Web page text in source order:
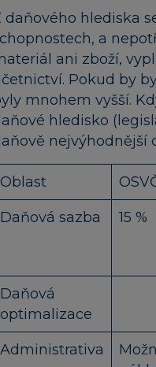
daňového hlediska
a
ani zboží,
Pokud by
mnohem vyšší.
hledisko
nejvýhodnější
Oblast
Daňová sazba 15 %
Daňová
optimalizace
Administrativa